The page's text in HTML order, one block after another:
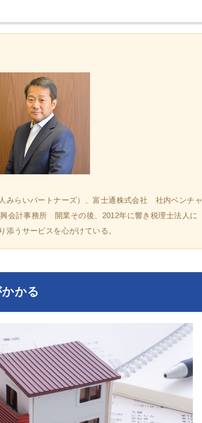
みらいパートナーズ）、富士通株式会社 社内ベンチャ
計事務所 開業その後、2012年に響き税理士法人に
添うサービスを心がけている。
かる